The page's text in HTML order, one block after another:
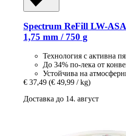
Spectrum ReFill LW-​
1,75 mm / 750 g
Технология с активна
До 34% по-лека от
Устойчива на
€ 37,49 (€ 49,99 / kg)
Доставка до 14. август